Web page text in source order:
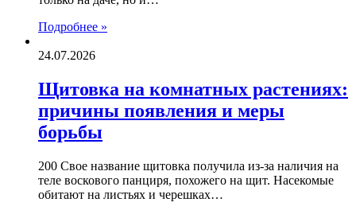
Подробнее »
24.07.2026
Щитовка на комнатных растениях:
причины появления и меры
борьбы
200 Свое название щитовка получила из-за наличия на
теле воскового панциря, похожего на щит. Насекомые
обитают на листьях и черешках…